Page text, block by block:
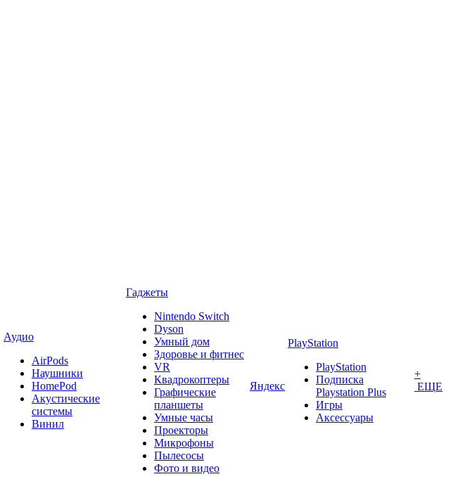
Аудио
AirPods
Наушники
HomePod
Акустические
системы
Винил
Гаджеты
Nintendo Switch
Dyson
Умный дом
Здоровье и фитнес
VR
Квадрокоптеры
Графические
планшеты
Умные часы
Проекторы
Микрофоны
Пылесосы
Фото и видео
Яндекс
PlayStation
PlayStation
Подписка
Playstation Plus
Игры
Аксессуары
+
ЕЩЕ